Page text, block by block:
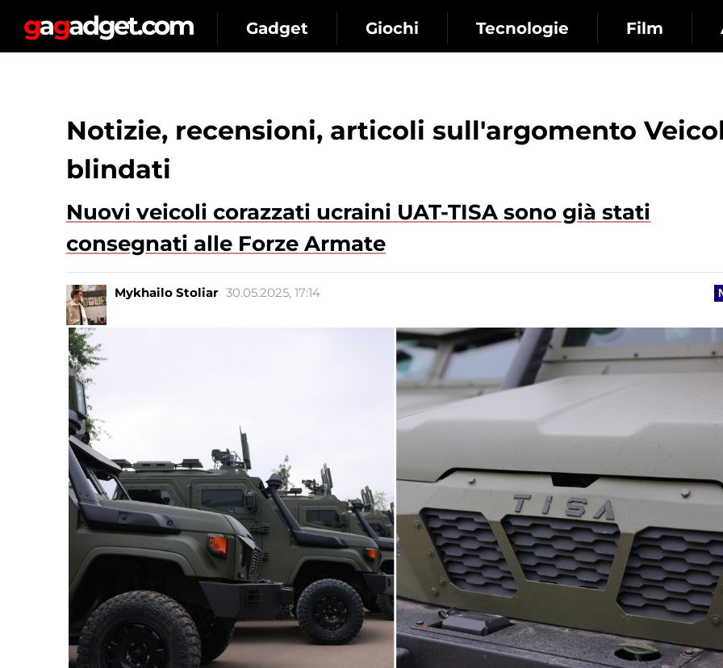
Gadget Giochi Tecnologie Film
Notizie, recensioni, articoli sull'argomento
blindati
Nuovi veicoli corazzati ucraini UAT-TISA sono già stati
consegnati alle Forze Armate
Mykhailo Stoliar 30.05.2025, 17:14